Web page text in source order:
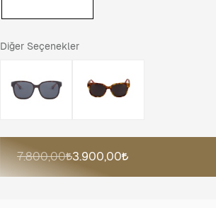
Diğer Seçenekler
7.800,00 3.900,00